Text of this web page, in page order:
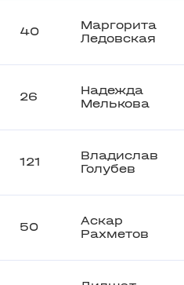
40
Маргорита
Ледовская
26
Надежда
Мелькова
121
Владислав
Голубев
50
Аскар
Рахметов